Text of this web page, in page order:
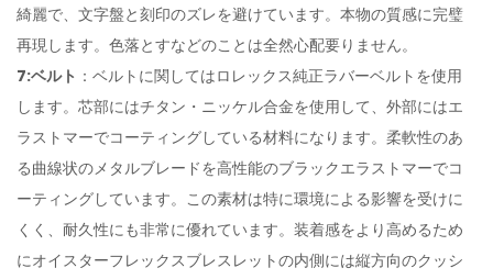
綺麗で、文字盤と刻印のズレを避けています。本物の質感に完璧
再現します。色落とすなどのことは全然心配要りません。
7:ベルト ：ベルトに関してはロレックス純正ラバーベルトを使用
します。芯部にはチタン・ニッケル合金を使用して、外部にはエ
ラストマーでコーティングしている材料になります。柔軟性のあ
る曲線状のメタルブレードを高性能のブラックエラストマーでコ
ーティングしています。この素材は特に環境による影響を受けに
くく、耐久性にも非常に優れています。装着感をより高めるため
にオイスターフレックスブレスレットの内側には縦方向のクッシ